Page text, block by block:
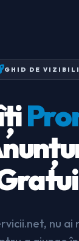
GHID DE
nu ai